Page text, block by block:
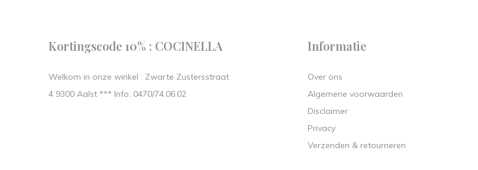
Kortingscode 10% : COCINELLA
Welkom in onze winkel : Zwarte Zustersstraat
4 9300 Aalst *** Info: 0470/74.06.02
Informatie
Over ons
Algemene voorwaarden
Disclaimer
Privacy
Verzenden & retourneren